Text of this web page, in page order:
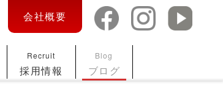
会社概要
Recruit
採用情報
Blog
ブログ